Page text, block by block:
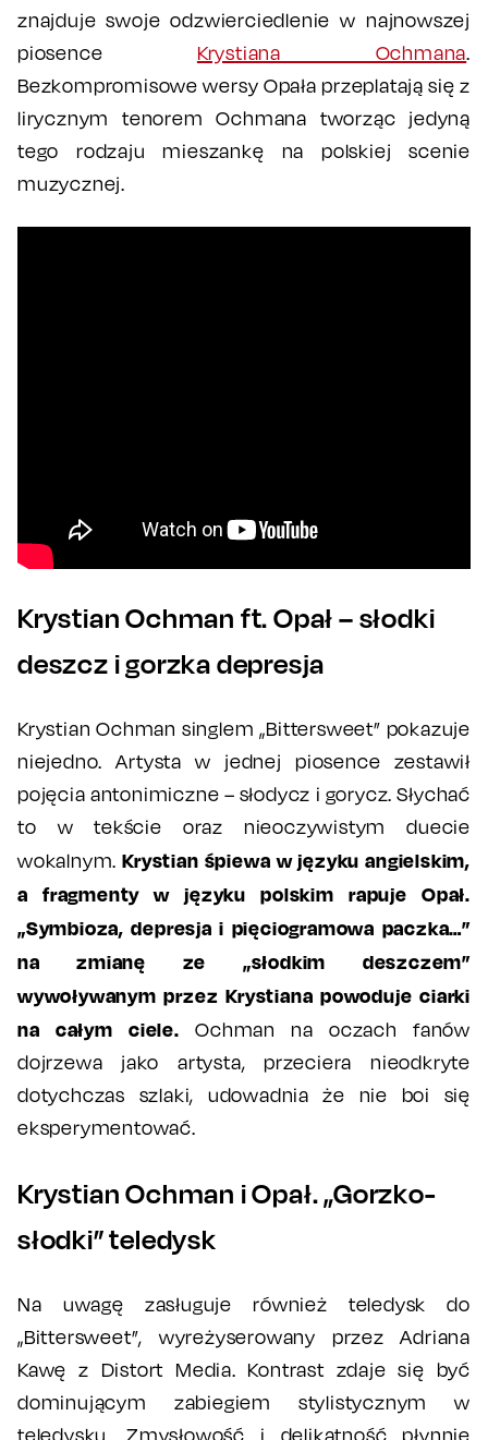
znajduje swoje odzwierciedlenie w najnowszej
piosence Krystiana Ochmana.
Bezkompromisowe wersy Opała przeplatają się z
lirycznym tenorem Ochmana tworząc jedyną
tego rodzaju mieszankę na polskiej scenie
muzycznej.
Krystian Ochman ft. Opał – słodki
deszcz i gorzka depresja
Krystian Ochman singlem „Bittersweet” pokazuje
niejedno. Artysta w jednej piosence zestawił
pojęcia antonimiczne – słodycz i gorycz. Słychać
to w tekście oraz nieoczywistym duecie
wokalnym.Krystian śpiewa w języku angielskim,
a fragmenty w języku polskim rapuje Opał.
„Symbioza, depresja i pięciogramowa paczka…”
na zmianę ze „słodkim deszczem”
wywoływanym przez Krystiana powoduje ciarki
na całym ciele. Ochman na oczach fanów
dojrzewa jako artysta, przeciera nieodkryte
dotychczas szlaki, udowadnia że nie boi się
eksperymentować.
Krystian Ochman i Opał. „Gorzko-
słodki” teledysk
Na uwagę zasługuje również teledysk do
„Bittersweet”, wyreżyserowany przez Adriana
Kawę z Distort Media. Kontrast zdaje się być
dominującym zabiegiem stylistycznym w
teledysku. Zmysłowość i delikatność płynnie